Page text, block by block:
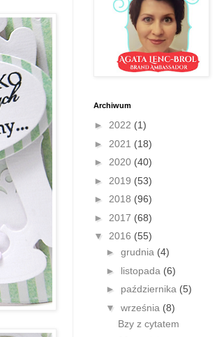
Archiwum
► 2022 (1)
► 2021 (18)
► 2020 (40)
► 2019 (53)
► 2018 (96)
► 2017 (68)
▼ 2016 (55)
► grudnia (4)
► listopada (6)
► października (5)
▼ września (8)
Bzy z cytatem